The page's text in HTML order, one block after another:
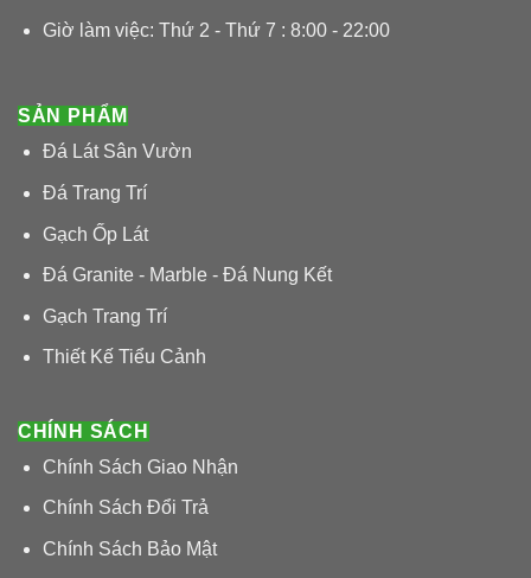
SẢN PHẨM
Đá Lát Sân Vườn
Đá Trang Trí
Gạch Ốp Lát
Đá Granite - Marble - Đá Nung Kết
Gạch Trang Trí
Thiết Kế Tiểu Cảnh
CHÍNH SÁCH
Chính Sách Giao Nhận
Chính Sách Đổi Trả
Chính Sách Bảo Mật
Giờ làm việc: Thứ 2 - Thứ 7 : 8:00 - 22:00